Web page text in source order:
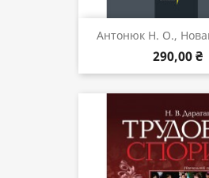
Антонюк Н. О.,
290,00 ₴